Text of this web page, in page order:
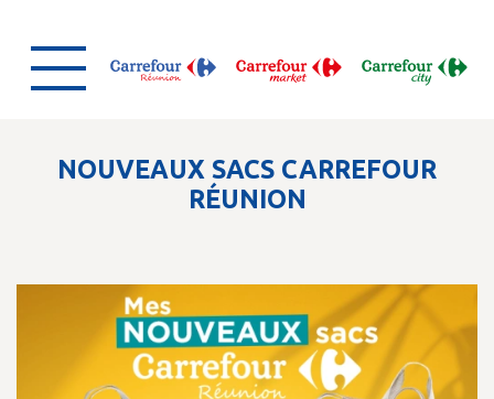
NOUVEAUX SACS CARREFOUR
RÉUNION